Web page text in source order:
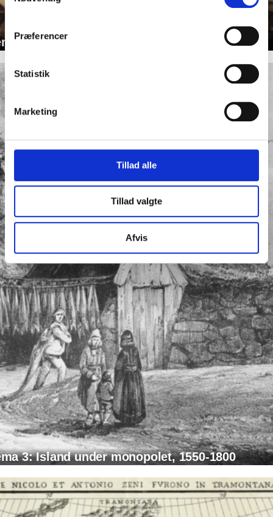
Præferencer
Statistik
Marketing
Tillad alle
Tillad valgte
Afvis
2: Færøerne under monopolet, 1550-1800
3: Island under monopolet, 1550-1800